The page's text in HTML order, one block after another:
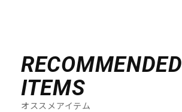
RECOMMENDED
ITEMS
オススメアイテム